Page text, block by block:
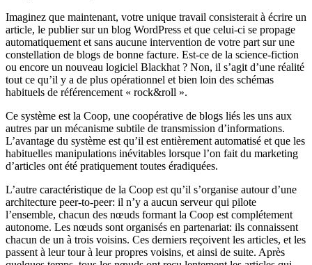
Imaginez que maintenant, votre unique travail consisterait à écrire un
article, le publier sur un blog WordPress et que celui-ci se propage
automatiquement et sans aucune intervention de votre part sur une
constellation de blogs de bonne facture. Est-ce de la science-fiction
ou encore un nouveau logiciel Blackhat ? Non, il s’agit d’une réalité
tout ce qu’il y a de plus opérationnel et bien loin des schémas
habituels de référencement « rock&roll ».
Ce système est la Coop, une coopérative de blogs liés les uns aux
autres par un mécanisme subtile de transmission d’informations.
L’avantage du système est qu’il est entièrement automatisé et que les
habituelles manipulations inévitables lorsque l’on fait du marketing
d’articles ont été pratiquement toutes éradiquées.
L’autre caractéristique de la Coop est qu’il s’organise autour d’une
architecture peer-to-peer: il n’y a aucun serveur qui pilote
l’ensemble, chacun des nœuds formant la Coop est complétement
autonome. Les nœuds sont organisés en partenariat: ils connaissent
chacun de un à trois voisins. Ces derniers reçoivent les articles, et les
passent à leur tour à leur propres voisins, et ainsi de suite. Après